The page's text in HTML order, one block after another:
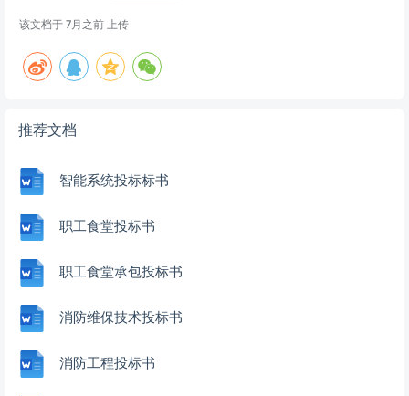
该文档于 7月之前 上传
推荐文档
智能系统投标标书
职工食堂投标书
职工食堂承包投标书
消防维保技术投标书
消防工程投标书